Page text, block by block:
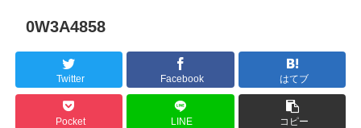
0W3A4858
Twitter Facebook はてブ
Pocket LINE コピー